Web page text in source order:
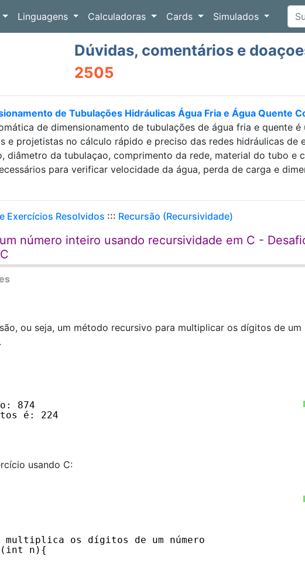
Linguagens Calculadoras Cards Simulados
Dúvidas, comentários e
2505
de Tubulações Hidráulicas Água Fria e Água Quente
de dimensionamento de tubulações de água fria e quente
e projetistas no cálculo rápido e preciso das redes hidráulicas de
diâmetro da tubulaçao, comprimento da rede, material do tubo e
para verificar velocidade da água, perda de carga e
Exercícios Resolvidos ::: Recursão (Recursividade)
número inteiro usando recursividade em C -
ou seja, um método recursivo para multiplicar os dígitos de um
874
é: 224
usando C:
os dígitos de um número
n){